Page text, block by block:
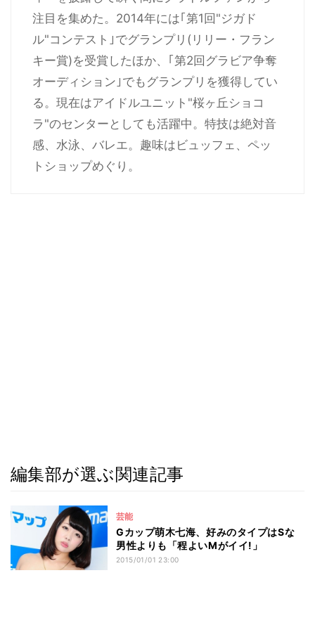
注目を集めた。2014年には｢第1回"ジガド
ル"コンテスト｣でグランプリ(リリー・フラン
キー賞)を受賞したほか、｢第2回グラビア争奪
オーディション｣でもグランプリを獲得してい
る。現在はアイドルユニット"桜ヶ丘ショコ
ラ"のセンターとしても活躍中。特技は絶対音
感、水泳、バレエ。趣味はビュッフェ、ペッ
トショップめぐり。
編集部が選ぶ関連記事
芸能
Gカップ萌木七海、好みのタイプはSな
男性よりも「程よいMがイイ!」
2015/01/01 23:00